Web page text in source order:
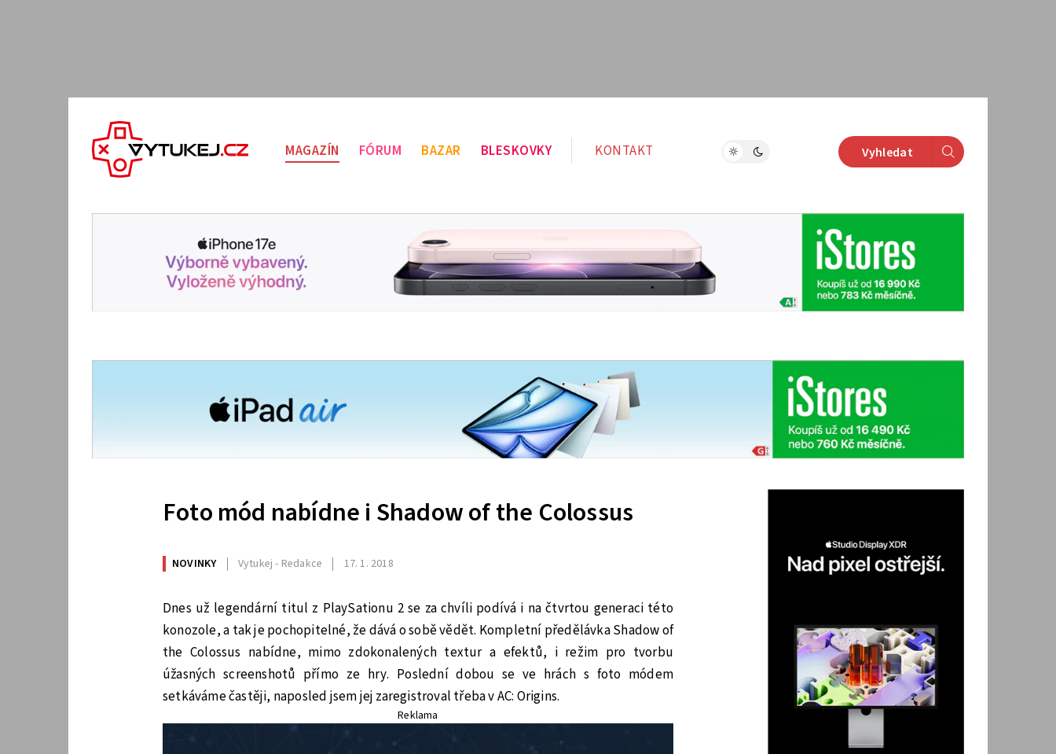
MAGAZÍN FÓRUM BAZAR BLESKOVKY KONTAKT Vyhledat
Foto mód nabídne i Shadow of the Colossus
NOVINKY Vytukej - Redakce 17. 1. 2018
Dnes už legendární titul z PlaySationu 2 se za chvíli podívá i na čtvrtou generaci této
konozole, a tak je pochopitelné, že dává o sobě vědět. Kompletní předělávka Shadow of
the Colossus nabídne, mimo zdokonalených textur a efektů, i režim pro tvorbu
úžasných screenshotů přímo ze hry. Poslední dobou se ve hrách s foto módem
setkáváme častěji, naposled jsem jej zaregistroval třeba v AC: Origins.
Reklama